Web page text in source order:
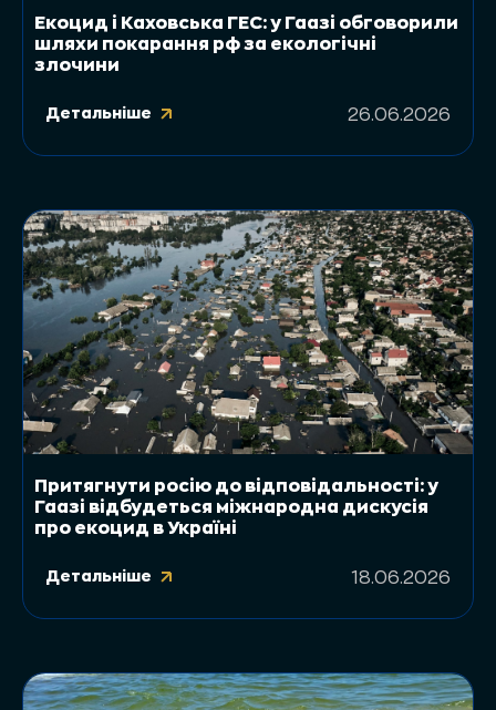
Екоцид і Каховська ГЕС: у Гаазі обговорили
шляхи покарання рф за екологічні
злочини
Детальніше 26.06.2026
Притягнути росію до відповідальності: у
Гаазі відбудеться міжнародна дискусія
про екоцид в Україні
Детальніше 18.06.2026